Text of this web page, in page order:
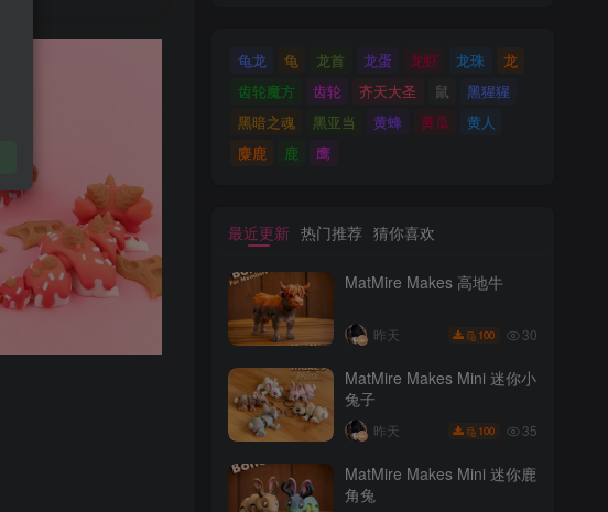
龟龙 龟 龙首 龙蛋 龙虾 龙珠
龙
齿轮魔方
齿轮 齐天大圣 鼠
黑猩猩
黑暗之魂
黑亚当 黄蜂 黄瓜
黄人
麋鹿
鹿 鹰
最近更新 热门推荐 猜你喜欢
MatMire Makes 高地牛
昨天 100 30
MatMire Makes Mini 迷你小
兔子
昨天 100 35
MatMire Makes Mini 迷你鹿
角兔